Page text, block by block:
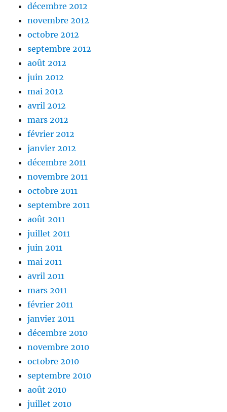
décembre 2012
novembre 2012
octobre 2012
septembre 2012
août 2012
juin 2012
mai 2012
avril 2012
mars 2012
février 2012
janvier 2012
décembre 2011
novembre 2011
octobre 2011
septembre 2011
août 2011
juillet 2011
juin 2011
mai 2011
avril 2011
mars 2011
février 2011
janvier 2011
décembre 2010
novembre 2010
octobre 2010
septembre 2010
août 2010
juillet 2010